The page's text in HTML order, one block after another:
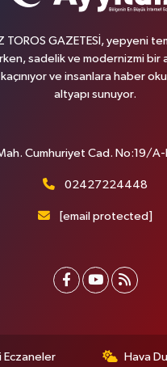
TOROS GAZETESİ, yepyeni
sadelik ve modernizmi bir
ve insanlara haber
altyapı sunuyor.
Cumhuriyet Cad. No:19/
02427224448
[email protected]
Eczaneler Hava